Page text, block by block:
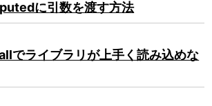
に引数を渡す方法
でライブラリが上手く読み込めな